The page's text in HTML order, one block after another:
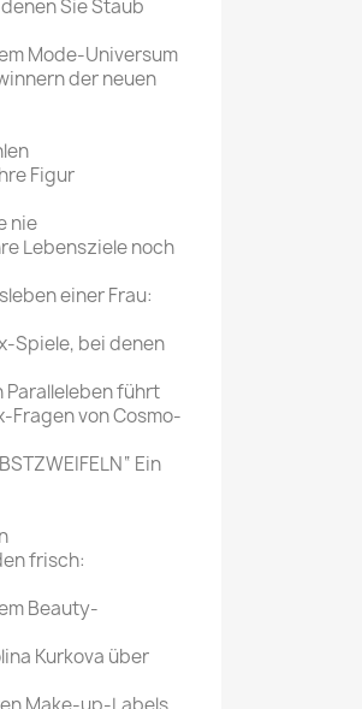
Sie Staub
Mode-Universum
der neuen
Figur
nie
Lebensziele noch
einer Frau:
Spiele, bei denen
Paralleleben führt
Fragen von Cosmo-
Ein
frisch:
Beauty-
Kurkova über